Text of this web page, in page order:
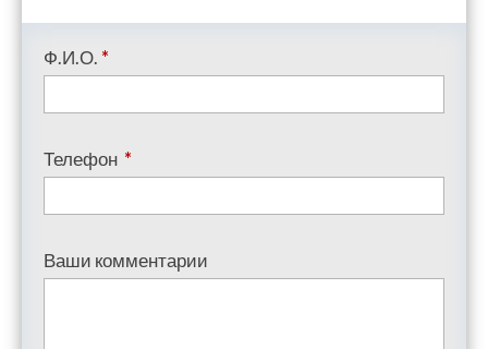
Ф.И.О. *
Телефон *
Ваши комментарии